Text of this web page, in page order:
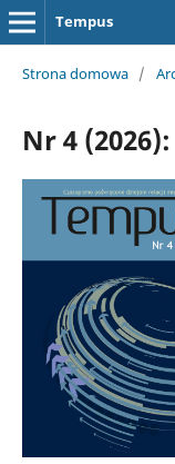
Tempus
Strona domowa /
Nr 4